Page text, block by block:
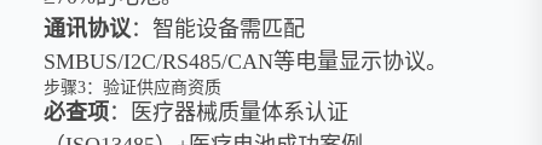
通讯协议 ：智能设备需匹配
SMBUS/I2C/RS485/CAN等电量显示协议。
步骤3：验证供应商资质
必查项：医疗器械质量体系认证